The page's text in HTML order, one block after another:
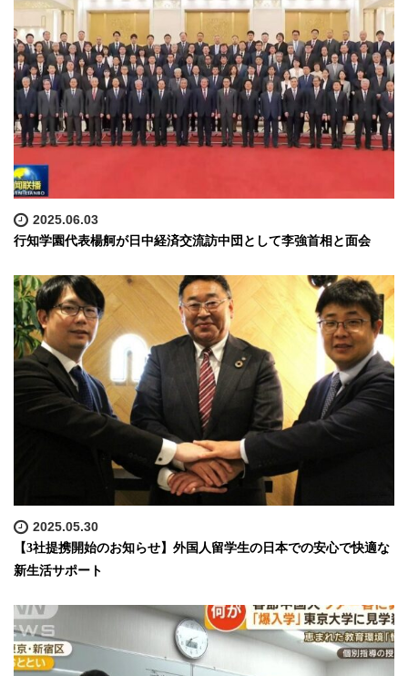
2025.06.03
行知学園代表楊舸が日中経済交流訪中団として李強首相と面会
2025.05.30
【3社提携開始のお知らせ】外国人留学生の日本での安心で快適な
新生活サポート